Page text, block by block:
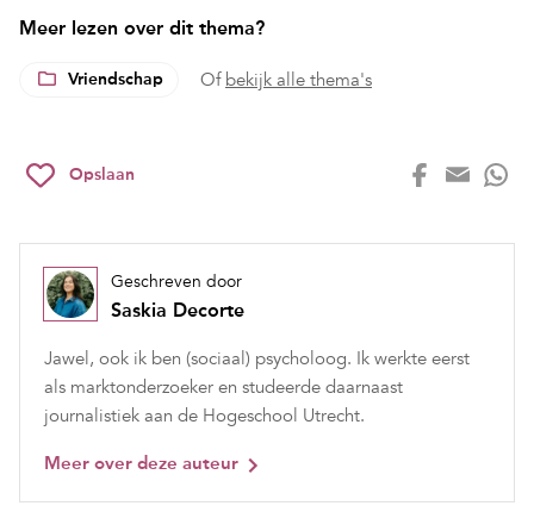
Meer lezen over dit thema?
Vriendschap Of bekijk alle thema's
Opslaan
Geschreven door
Saskia Decorte
Jawel, ook ik ben (sociaal) psycholoog. Ik werkte eerst
als marktonderzoeker en studeerde daarnaast
journalistiek aan de Hogeschool Utrecht.
Meer over deze auteur